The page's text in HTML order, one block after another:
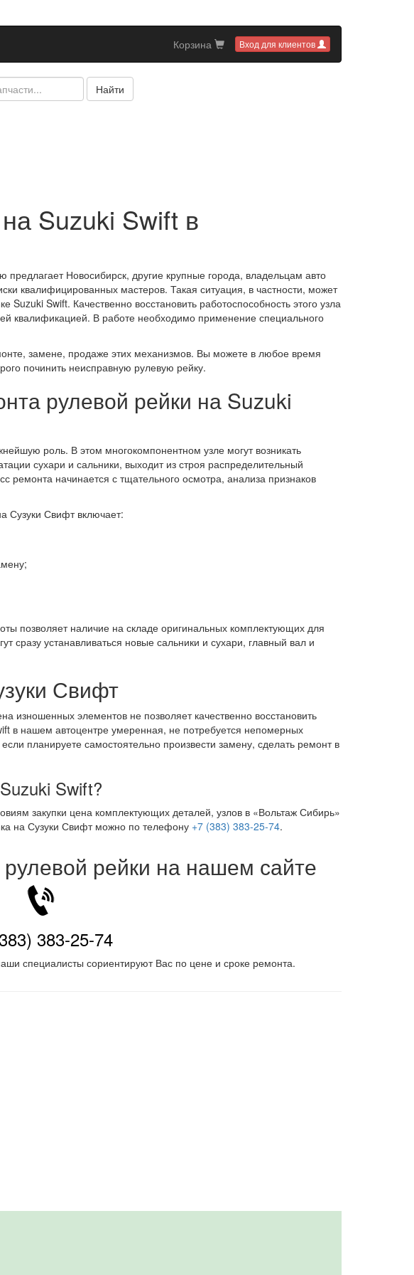
Вход для клиентов
Корзина
Найти
Suzuki Swift в
предлагает Новосибирск, другие крупные города, владельцам авто
квалифицированных мастеров. Такая ситуация, в частности, может
Suzuki Swift. Качественно восстановить работоспособность этого узла
квалификацией. В работе необходимо применение специального
замене, продаже этих механизмов. Вы можете в любое время
починить неисправную рулевую рейку.
рулевой рейки на Suzuki
роль. В этом многокомпонентном узле могут возникать
сухари и сальники, выходит из строя распределительный
ремонта начинается с тщательного осмотра, анализа признаков
Сузуки Свифт включает:
позволяет наличие на складе оригинальных комплектующих для
сразу устанавливаться новые сальники и сухари, главный вал и
Свифт
изношенных элементов не позволяет качественно восстановить
в нашем автоцентре умеренная, не потребуется непомерных
планируете самостоятельно произвести замену, сделать ремонт в
Swift?
закупки цена комплектующих деталей, узлов в «Вольтаж Сибирь»
на Сузуки Свифт можно по телефону +7 (383) 383-25-74.
рейки на нашем сайте
383-25-74
специалисты сориентируют Вас по цене и сроке ремонта.